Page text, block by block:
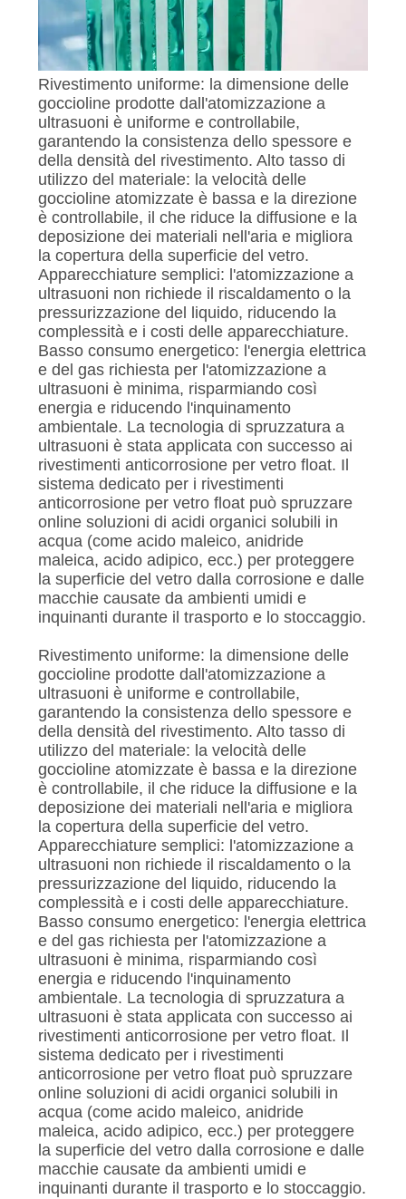
Rivestimento uniforme: la dimensione delle
goccioline prodotte dall'atomizzazione a
ultrasuoni è uniforme e controllabile,
garantendo la consistenza dello spessore e
della densità del rivestimento. Alto tasso di
utilizzo del materiale: la velocità delle
goccioline atomizzate è bassa e la direzione
è controllabile, il che riduce la diffusione e la
deposizione dei materiali nell'aria e migliora
la copertura della superficie del vetro.
Apparecchiature semplici: l'atomizzazione a
ultrasuoni non richiede il riscaldamento o la
pressurizzazione del liquido, riducendo la
complessità e i costi delle apparecchiature.
Basso consumo energetico: l'energia elettrica
e del gas richiesta per l'atomizzazione a
ultrasuoni è minima, risparmiando così
energia e riducendo l'inquinamento
ambientale. La tecnologia di spruzzatura a
ultrasuoni è stata applicata con successo ai
rivestimenti anticorrosione per vetro float. Il
sistema dedicato per i rivestimenti
anticorrosione per vetro float può spruzzare
online soluzioni di acidi organici solubili in
acqua (come acido maleico, anidride
maleica, acido adipico, ecc.) per proteggere
la superficie del vetro dalla corrosione e dalle
macchie causate da ambienti umidi e
inquinanti durante il trasporto e lo stoccaggio.
Rivestimento uniforme: la dimensione delle
goccioline prodotte dall'atomizzazione a
ultrasuoni è uniforme e controllabile,
garantendo la consistenza dello spessore e
della densità del rivestimento. Alto tasso di
utilizzo del materiale: la velocità delle
goccioline atomizzate è bassa e la direzione
è controllabile, il che riduce la diffusione e la
deposizione dei materiali nell'aria e migliora
la copertura della superficie del vetro.
Apparecchiature semplici: l'atomizzazione a
ultrasuoni non richiede il riscaldamento o la
pressurizzazione del liquido, riducendo la
complessità e i costi delle apparecchiature.
Basso consumo energetico: l'energia elettrica
e del gas richiesta per l'atomizzazione a
ultrasuoni è minima, risparmiando così
energia e riducendo l'inquinamento
ambientale. La tecnologia di spruzzatura a
ultrasuoni è stata applicata con successo ai
rivestimenti anticorrosione per vetro float. Il
sistema dedicato per i rivestimenti
anticorrosione per vetro float può spruzzare
online soluzioni di acidi organici solubili in
acqua (come acido maleico, anidride
maleica, acido adipico, ecc.) per proteggere
la superficie del vetro dalla corrosione e dalle
macchie causate da ambienti umidi e
inquinanti durante il trasporto e lo stoccaggio.